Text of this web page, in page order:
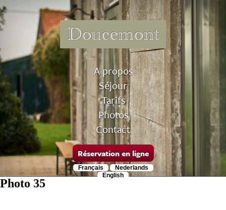
Doucemont
A propos
Séjour
Tarifs
Photos
Contact
Réservation en ligne
Français
Nederlands
English
Photo 35